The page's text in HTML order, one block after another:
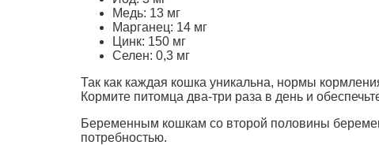
Медь: 13 мг
Марганец: 14 мг
Цинк: 150 мг
Селен: 0,3 мг
Так как каждая кошка уникальна, нормы
Кормите питомца два-три раза в день и
Беременным кошкам со второй половины
потребностью.